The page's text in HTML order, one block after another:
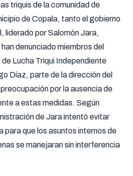
triquis de la comunidad de
de Copala, tanto el gobierno
liderado por Salomón Jara,
denunciado miembros del
Lucha Triqui Independiente
Díaz, parte de la dirección del
por la ausencia de
a estas medidas. Según
de Jara intentó evitar
para que los asuntos internos de
se manejaran sin interferencia